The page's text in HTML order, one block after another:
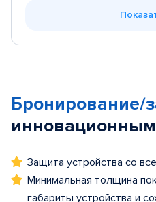
Бронирование/
Защита устройства со
Минимальная толщина
габариты устройства и